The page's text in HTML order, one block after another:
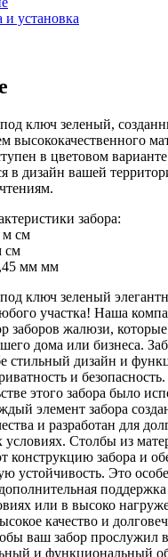
и установка
ключ зеленый,
высококачественного
в цветовом
в дизайн вашей
забора:
см
см
мм мм
ключ зеленый
участка! Наша
заборов жалюзи,
дома или бизнеса.
стильный дизайн и
и безопасность.
этого забора было
элемент забора
и разработан для
условиях. Столбы из
конструкцию забора и
устойчивость. Это
или в высоко
качество и
ваш забор прослужил
и функциональный